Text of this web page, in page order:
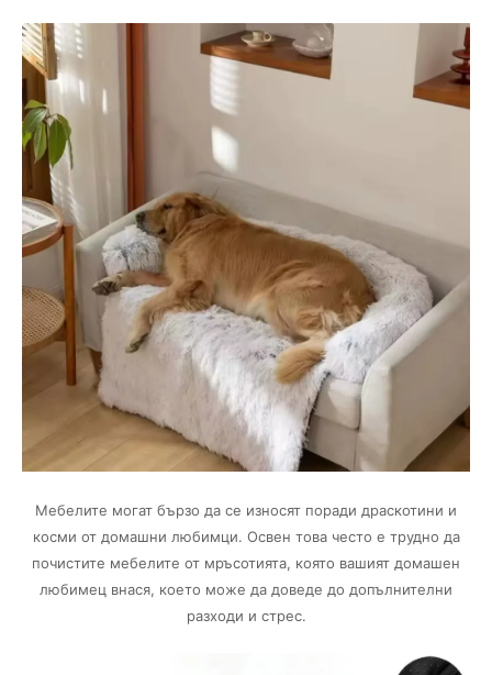
Мебелите могат бързо да се износят поради драскотини и
косми от домашни любимци. Освен това често е трудно да
почистите мебелите от мръсотията, която вашият домашен
любимец внася, което може да доведе до допълнителни
разходи и стрес.